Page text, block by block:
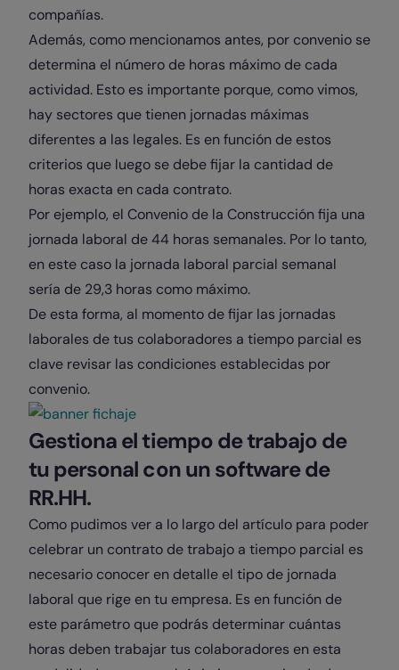
compañías.
Además, como mencionamos antes, por convenio se
determina el número de horas máximo de cada
actividad. Esto es importante porque, como vimos,
hay sectores que tienen jornadas máximas
diferentes a las legales. Es en función de estos
criterios que luego se debe fijar la cantidad de
horas exacta en cada contrato.
Por ejemplo, el Convenio de la Construcción fija una
jornada laboral de 44 horas semanales. Por lo tanto,
en este caso la jornada laboral parcial semanal
sería de 29,3 horas como máximo.
De esta forma, al momento de fijar las jornadas
laborales de tus colaboradores a tiempo parcial es
clave revisar las condiciones establecidas por
convenio.
Gestiona el tiempo de trabajo de
tu personal con un software de
RR.HH.
Como pudimos ver a lo largo del artículo para poder
celebrar un contrato de trabajo a tiempo parcial es
necesario conocer en detalle el tipo de jornada
laboral que rige en tu empresa. Es en función de
este parámetro que podrás determinar cuántas
horas deben trabajar tus colaboradores en esta